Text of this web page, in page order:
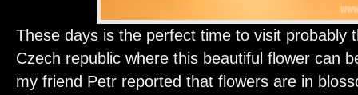
These days is the perfect time to visit probably
Czech republic where this beautiful flower can
my friend Petr reported that flowers are in